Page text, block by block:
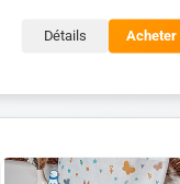
Détails Acheter